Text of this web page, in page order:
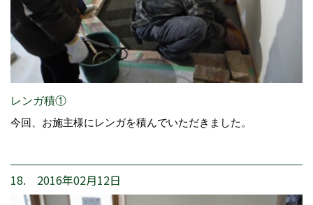
レンガ積①
今回、お施主様にレンガを積んでいただきました。
18. 2016年02月12日